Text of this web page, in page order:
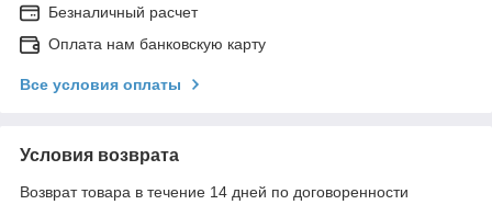
Безналичный расчет
Оплата нам банковскую карту
Все условия оплаты
Условия возврата
Возврат товара в течение 14 дней по договоренности